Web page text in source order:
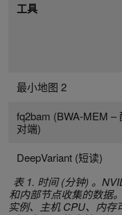
工具
最小地图 2
fq2bam (BWA-MEM –
对端)
DeepVariant (短读)
表 1. 时间 (分钟) 。
和内部节点收集的数据
实例、主机 CPU、内存